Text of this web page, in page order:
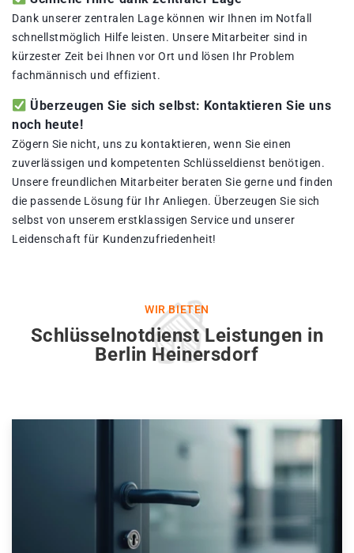
Dank unserer zentralen Lage können wir Ihnen im Notfall
schnellstmöglich Hilfe leisten. Unsere Mitarbeiter sind in
kürzester Zeit bei Ihnen vor Ort und lösen Ihr Problem
fachmännisch und effizient.
Überzeugen Sie sich selbst: Kontaktieren Sie uns
noch heute!
Zögern Sie nicht, uns zu kontaktieren, wenn Sie einen
zuverlässigen und kompetenten Schlüsseldienst benötigen.
Unsere freundlichen Mitarbeiter beraten Sie gerne und finden
die passende Lösung für Ihr Anliegen. Überzeugen Sie sich
selbst von unserem erstklassigen Service und unserer
Leidenschaft für Kundenzufriedenheit!
WIR BIETEN
Schlüsselnotdienst Leistungen in
Berlin Heinersdorf